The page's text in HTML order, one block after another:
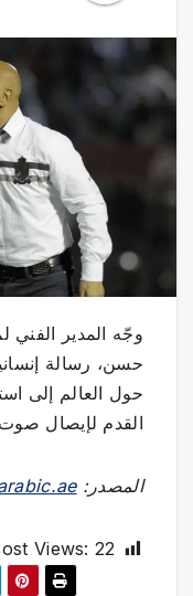
وجّه المدير
حسن، رسالة
حول العالم إلى
القدم لإيصال
المصدر:
Views: 22